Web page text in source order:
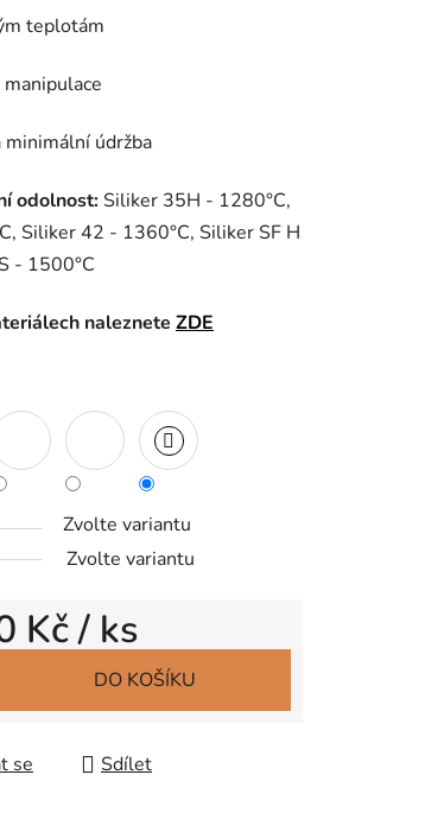
teplotám
údržba
odolnost:Siliker 35H - 1280°C,
Siliker 42 - 1360°C, Siliker SF H
- 1500°C
naleznete ZDE
Zvolte variantu
Zvolte variantu
Kč/ ks
DO KOŠÍKU
se Sdílet